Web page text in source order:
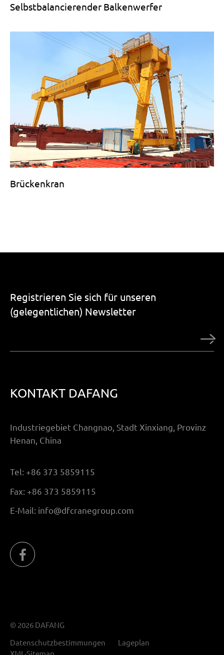
Selbstbalancierender Balkenwerfer
Brückenkran
Registrieren Sie sich für unseren
(gelegentlichen) Newsletter
KONTAKT DAFANG
Industriegebiet Changnao, Stadt Xinxiang, Provinz
Henan, China
Tel: +86 373 5859115
Fax: +86 373 5859115
E-Mail: info@dfcranegroup.com
© 2026 DAFANG
Datenschutzbestimmungen
Lageplan